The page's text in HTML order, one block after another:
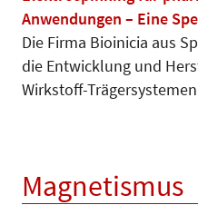
Anwendungen – Eine
Die Firma Bioinicia aus
die Entwicklung und
Wirkstoff-
Magnetismus